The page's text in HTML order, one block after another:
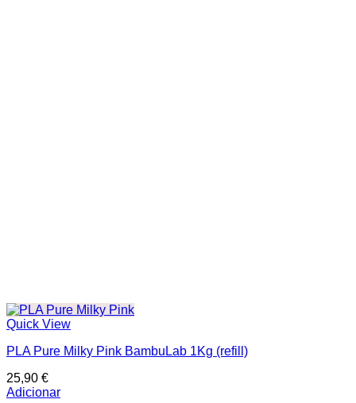
Quick View
PLA Pure Milky Pink BambuLab 1Kg (refill)
25,90 €
Adicionar